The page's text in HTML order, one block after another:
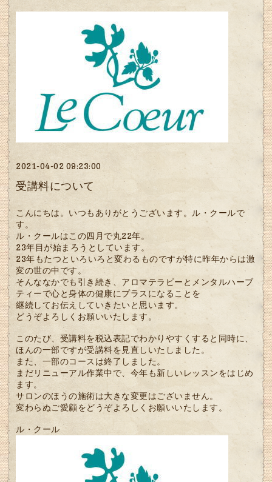
2021-04-02 09:23:00
受講料について
こんにちは。いつもありがとうございます。ル・クールで
す。
ル・クールはこの四月で丸22年。
23年目が始まろうとしています。
23年もたつといろいろと変わるものですが特に昨年からは激
変の世の中です。
そんななかでも引き続き、アロマテラピーとメンタルハーブ
ティーで心と身体の健康にプラスになることを
継続してお伝えしていきたいと思います。
どうぞよろしくお願いいたします。
このたび、受講料を税込表記でわかりやすくすると同時に、
ほんの一部ですが受講料を見直しいたしました。
また、一部のコースは終了しました。
まだリニューアル作業中で、今年も新しいレッスンをはじめ
ます。
サロンのほうの施術は大きな変更はございません。
変わらぬご愛顧をどうぞよろしくお願いいたします。
ル・クール